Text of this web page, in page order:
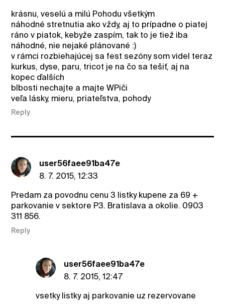
krásnu, veselú a milú Pohodu všetkým
náhodné stretnutia ako vždy, aj to prípadne o piatej
ráno v piatok, kebyže zaspím, tak to je tiež iba
náhodné, nie nejaké plánované :)
v rámci rozbiehajúcej sa fest sezóny som videl teraz
kurkus, dyse, paru, tricot je na čo sa tešiť, aj na
kopec ďalších
blbosti nechajte a majte WPiči
veľa lásky, mieru, priateľstva, pohody
Reply
user56faee91ba47e
8. 7. 2015, 12:33
Predam za povodnu cenu 3 listky kupene za 69 +
parkovanie v sektore P3. Bratislava a okolie. 0903
311 856.
Reply
user56faee91ba47e
8. 7. 2015, 12:47
vsetky listky aj parkovanie uz rezervovane